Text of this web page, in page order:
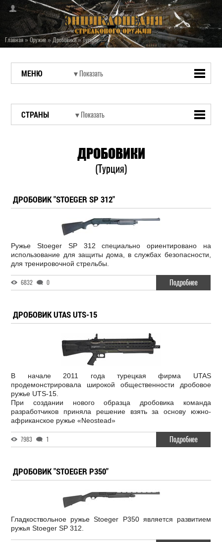
Главная»Оружие» Дробовики»Турция
МЕНЮ
СТРАНЫ
ДРОБОВИКИ
(Турция)
ДРОБОВИК "STOEGER SP 312"
Ружье Stoeger SP 312 специально ориентировано на
использование для защиты дома, в службах безопасности,
для тренировочной стрельбы.
6832 0 Подробнее
ДРОБОВИК UTAS UTS-15
В начале 2011 года турецкая фирма UTAS
продемонстрировала широкой общественности дробовое
ружье UTS-15.
При создании нового образца дробовика команда
разработчиков приняла решение взять за основу южно-
африканское ружье «Neostead»
7983 1 Подробнее
ДРОБОВИК "STOEGER P350"
Гладкоствольное ружье Stoeger P350 является развитием
ружья Stoeger SP 312.